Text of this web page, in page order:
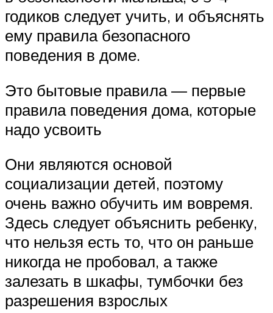
годиков следует учить, и объяснять
ему правила безопасного
поведения в доме.
Это бытовые правила — первые
правила поведения дома, которые
надо усвоить
Они являются основой
социализации детей, поэтому
очень важно обучить им вовремя.
Здесь следует объяснить ребенку,
что нельзя есть то, что он раньше
никогда не пробовал, а также
залезать в шкафы, тумбочки без
разрешения взрослых